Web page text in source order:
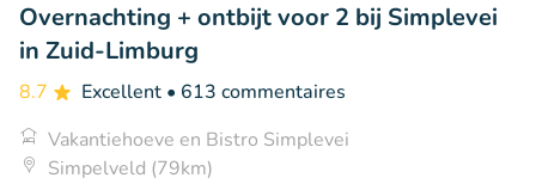
Overnachting + ontbijt voor 2 bij Simplevei
in Zuid-Limburg
8.7 Excellent • 613 commentaires
Vakantiehoeve en Bistro Simplevei
Simpelveld (79km)